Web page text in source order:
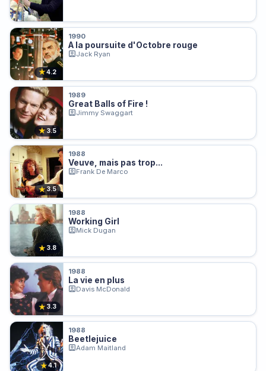
★4.2
1990
A la poursuite d'Octobre rouge
Jack Ryan
★3.5
1989
Great Balls of Fire !
Jimmy Swaggart
★3.5
1988
Veuve, mais pas trop...
Frank De Marco
★ 3.8
1988
Working Girl
Mick Dugan
★3.3
1988
La vie en plus
Davis McDonald
★4.1
1988
Beetlejuice
Adam Maitland